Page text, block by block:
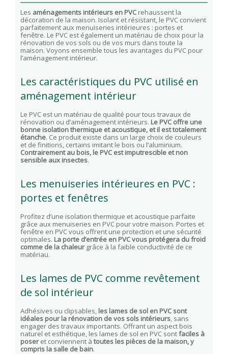
Les aménagements intérieurs en PVC rehaussent la
décoration de la maison. Isolant et résistant, le PVC convient
parfaitement aux menuiseries intérieures : portes et
fenêtre. Le PVC est également un matériau de choix pour la
rénovation de vos sols ou de vos murs dans toute la
maison. Voyons ensemble tous les avantages du PVC pour
l’aménagement intérieur.
Les caractéristiques du PVC utilisé en
aménagement intérieur
Le PVC est un matériau de qualité pour tous travaux de
rénovation ou d’aménagement intérieurs. Le PVC offre une
bonne isolation thermique et acoustique, et il est totalement
étanche. Ce produit existe dans un large choix de couleurs
et de finitions, certains imitant le bois ou l’aluminium.
Contrairement au bois, le PVC est imputrescible et non
sensible aux insectes.
Les menuiseries intérieures en PVC :
portes et fenêtres
Profitez d’une isolation thermique et acoustique parfaite
grâce aux menuiseries en PVC pour votre maison. Portes et
fenêtre en PVC vous offrent une protection et une sécurité
optimales. La porte d’entrée en PVC vous protégera du froid
comme de la chaleur grâce à la faible conductivité de ce
matériau.
Les lames de PVC comme revêtement
de sol intérieur
Adhésives ou clipsables, les lames de sol en PVC sont
idéales pour la rénovation de vos sols intérieurs, sans
engager des travaux importants. Offrant un aspect bois
naturel et esthétique, les lames de sol en PVC sontfaciles à
poseret conviennent à toutes les pièces de la maison, y
compris la salle de bain.